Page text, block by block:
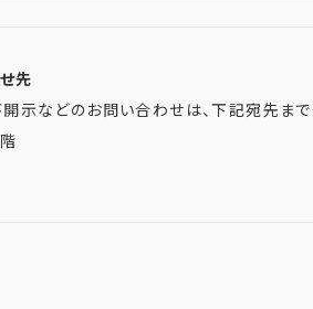
先
などのお問い合わせは、下記宛先まで